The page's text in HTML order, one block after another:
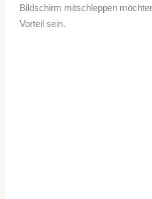
Bildschirm mitschleppen
Vorteil sein.